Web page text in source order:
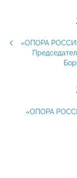
«ОПОРА
«ОПОРА